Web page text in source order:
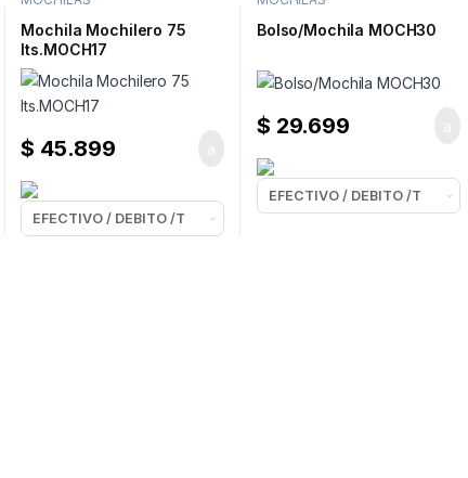
Mochila Mochilero 75
lts.MOCH17
$ 45.899
Bolso/Mochila MOCH30
$ 29.699